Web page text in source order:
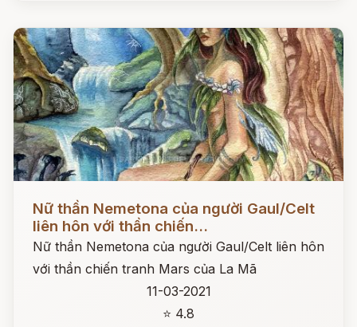
Nữ thần Nemetona của người Gaul/Celt
liên hôn với thần chiến...
Nữ thần Nemetona của người Gaul/Celt liên hôn
với thần chiến tranh Mars của La Mã
11-03-2021
⭐ 4.8